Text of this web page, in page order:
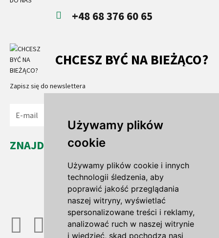
Używamy plików
cookie
Używamy plików cookie i innych
technologii śledzenia, aby
poprawić jakość przeglądania
naszej witryny, wyświetlać
spersonalizowane treści i reklamy,
analizować ruch w naszej witrynie
i wiedzieć, skąd pochodzą nasi
+48 68 376 60 65
CHCESZ BYĆ NA BIEŻĄCO?
Zapisz się do newslettera
ZNAJDŹ NAS...
Leszno Dolne 35a
67-321 Leszno Górne
woj. lubuskie